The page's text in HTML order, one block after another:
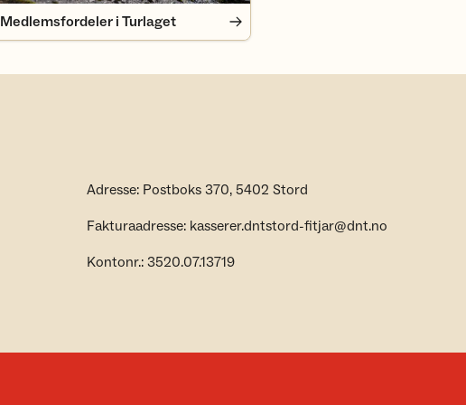
Medlemsfordeler i Turlaget
Adresse: Postboks 370, 5402 Stord
Fakturaadresse: kasserer.dntstord-fitjar@dnt.no
Kontonr.: 3520.07.13719